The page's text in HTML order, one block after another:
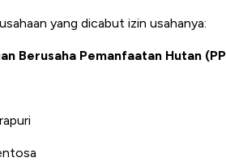
yang dicabut izin usahanya:
Berusaha Pemanfaatan Hutan